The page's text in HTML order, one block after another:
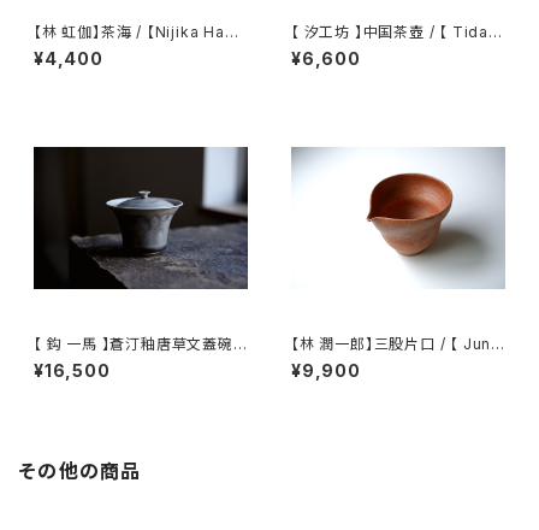
【林 虹伽】茶海 / 【Nijika Haya
shi 】tea pitcher
¥4,400
【 汐工坊 】中国茶壺 / 【 Tidal
Atelier 】Chinese teapot
¥6,600
【 鈎 一馬 】蒼汀釉唐草文蓋碗 /
【 kazuma magari 】Gaiwan
¥16,500
【林 潤一郎】三股片口 / 【 Junic
hiro Hayashi 】Katakuchi
¥9,900
その他の商品